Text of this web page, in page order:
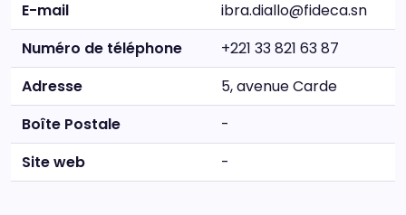
E-mail
ibra.diallo@fideca.sn
Numéro de téléphone
+221 33 821 63 87
Adresse
5, avenue Carde
Boîte Postale
-
Site web
-